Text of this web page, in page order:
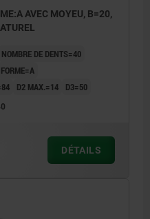
AVEC MOYEU, B=20,
NOMBRE DE DENTS=40
FORME=A
D2 MAX.=14 D3=50
DÉTAILS